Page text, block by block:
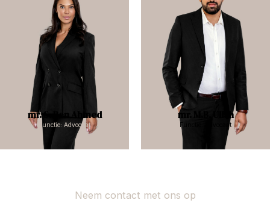
mr. S. Ben Ahmed
Functie: Advocaat
mr. M.B. Ullah
Functie: Advocaat
Neem contact met ons op